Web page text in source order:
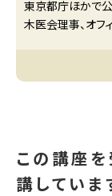
東京都庁ほかで公
木医会理事、オフ
この講座
講していま